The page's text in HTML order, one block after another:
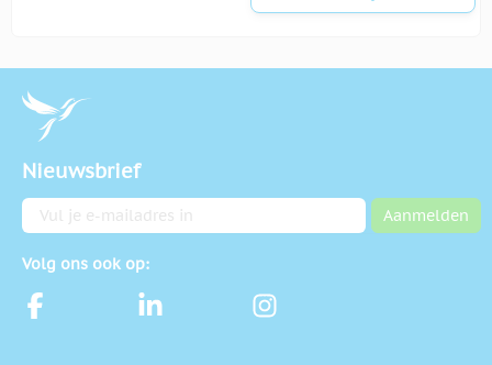
Nieuwsbrief
E-mailadres Aanmelden
Volg ons ook op: